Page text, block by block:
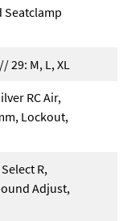
Seatclamp
29: M, L, XL
RC Air,
Lockout,
R,
Adjust,